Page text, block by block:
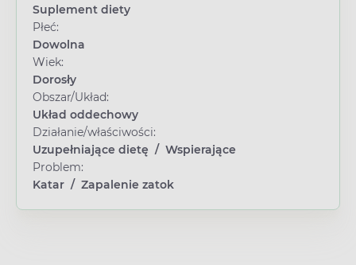
Suplement diety
Płeć:
Dowolna
Wiek:
Dorosły
Obszar/Układ:
Układ oddechowy
Działanie/właściwości:
Uzupełniające dietę / Wspierające
Problem:
Katar / Zapalenie zatok